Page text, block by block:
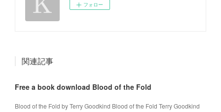
フォロー
関連記事
Free a book download Blood of the Fold
Blood of the Fold by Terry Goodkind Blood of the Fold Terry Goodkind